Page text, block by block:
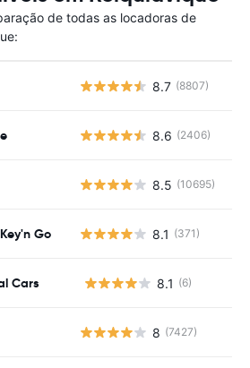
de todas as locadoras de
8.7 (8807)
8.6 (2406)
8.5 (10695)
Go 8.1 (371)
Cars 8.1 (6)
8 (7427)